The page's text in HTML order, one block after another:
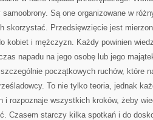
samoobrony. Są one organizowane w
skorzystać. Przedsięwzięcie jest
kobiet i mężczyzn. Każdy powinien
napadu na jego osobę lub jego
początkowych ruchów, które
To nie tylko teoria, jednak
i rozpoznaje wszystkich kroków, żeby
Czasem starczy kilka spotkań i do